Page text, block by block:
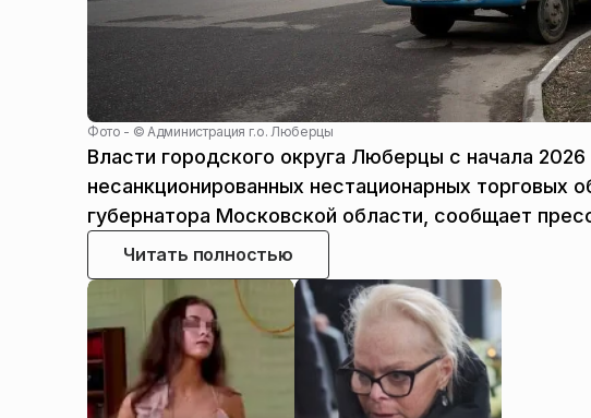
Фото - ©Администрация г.о. Люберцы
Власти городского округа Люберцы с начала
несанкционированных нестационарных торговых
губернатора Московской области, сообщает
Читать полностью